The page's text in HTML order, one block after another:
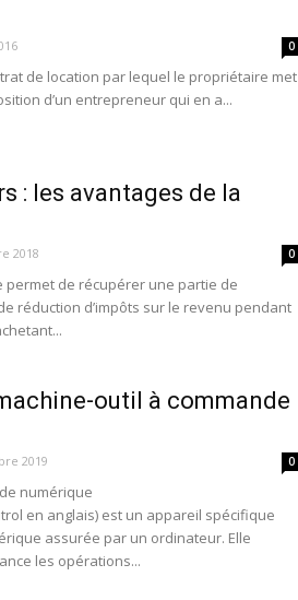
0
de location par lequel le propriétaire met
d’un entrepreneur qui en a...
: les avantages de la
2018 0
permet de récupérer une partie de
réduction d’impôts sur le revenu pendant
outil à commande
2019 0
numérique
en anglais) est un appareil spécifique
assurée par un ordinateur. Elle
les opérations...